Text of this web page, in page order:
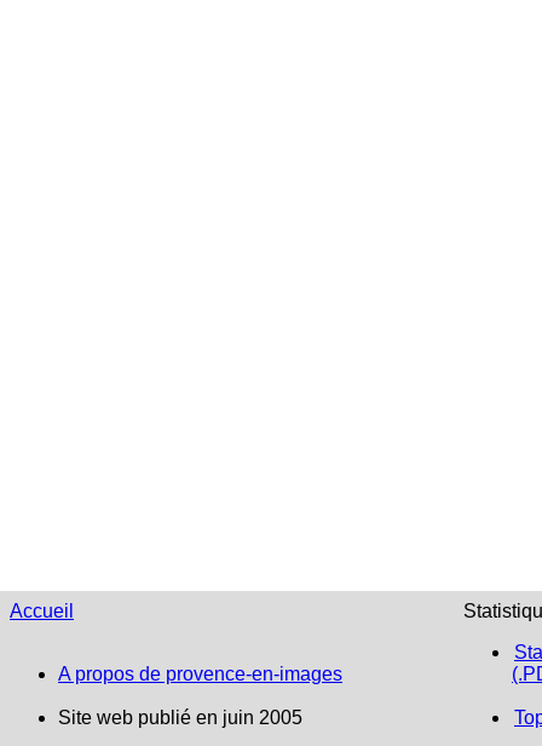
Accueil
A propos de provence-en-images
Site web publié en juin 2005